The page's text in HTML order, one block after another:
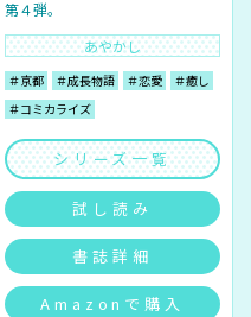
第４弾。
あやかし
＃京都 ＃成長物語 ＃恋愛
＃癒し
＃コミカライズ
シリーズ一覧
試し読み
書誌詳細
Amazonで購入